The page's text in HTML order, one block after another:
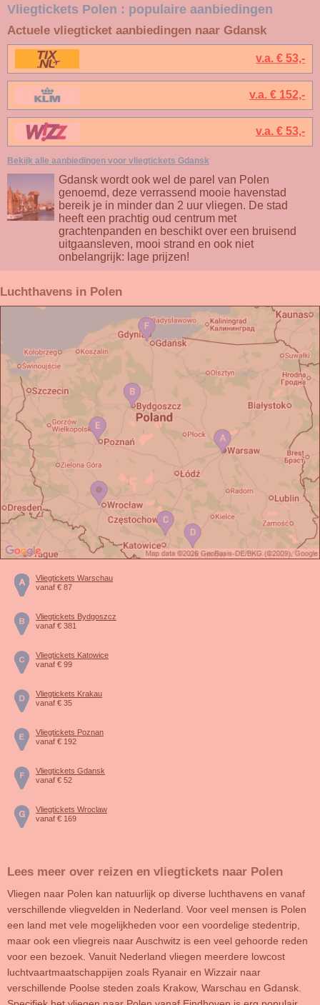
Vliegtickets Polen : populaire aanbiedingen
Actuele vliegticket aanbiedingen naar Gdansk
v.a. € 53,-
v.a. € 152,-
v.a. € 53,-
Bekijk alle aanbiedingen voor vliegtickets Gdansk
Gdansk wordt ook wel de parel van Polen
genoemd, deze verrassend mooie havenstad
bereik je in minder dan 2 uur vliegen. De stad
heeft een prachtig oud centrum met
grachtenpanden en beschikt over een bruisend
uitgaansleven, mooi strand en ook niet
onbelangrijk: lage prijzen!
Luchthavens in Polen
Vliegtickets Warschau
vanaf € 87
Vliegtickets Bydgoszcz
vanaf € 381
Vliegtickets Katowice
vanaf € 99
Vliegtickets Krakau
vanaf € 35
Vliegtickets Poznan
vanaf € 192
Vliegtickets Gdansk
vanaf € 52
Vliegtickets Wroclaw
vanaf € 169
Lees meer over reizen en vliegtickets naar Polen
Vliegen naar Polen kan natuurlijk op diverse luchthavens en vanaf
verschillende vliegvelden in Nederland. Voor veel mensen is Polen
een land met vele mogelijkheden voor een voordelige stedentrip,
maar ook een vliegreis naar Auschwitz is een veel gehoorde reden
voor een bezoek. Vanuit Nederland vliegen meerdere lowcost
luchtvaartmaatschappijen zoals Ryanair en Wizzair naar
verschillende Poolse steden zoals Krakow, Warschau en Gdansk.